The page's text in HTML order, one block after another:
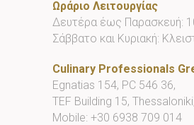
Ωράριο Λειτουργίας
Δευτέρα έως Παρασκευή:
Σάββατο και Κυριακή:
Culinary Professionals
Egnatias 154, PC 546 36,
TEF Building 15,
Mobile: +30 6938 709 014